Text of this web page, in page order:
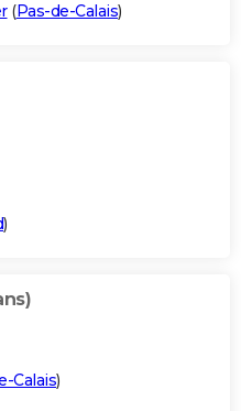
(Pas-de-Calais)
)
Calais)